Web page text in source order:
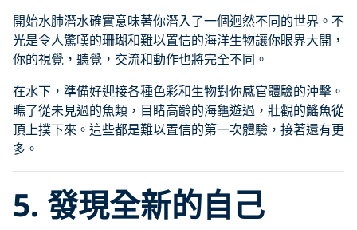
開始水肺潛水確實意味著你潛入了一個迥然不同的世界。不
光是令人驚嘆的珊瑚和難以置信的海洋生物讓你眼界大開，
你的視覺，聽覺，交流和動作也將完全不同。
在水下，準備好迎接各種色彩和生物對你感官體驗的沖擊。
瞧了從未見過的魚類，目睹高齡的海龜遊過，壯觀的鰩魚從
頂上撲下來。這些都是難以置信的第一次體驗，接著還有更
多。
5. 發現全新的自己